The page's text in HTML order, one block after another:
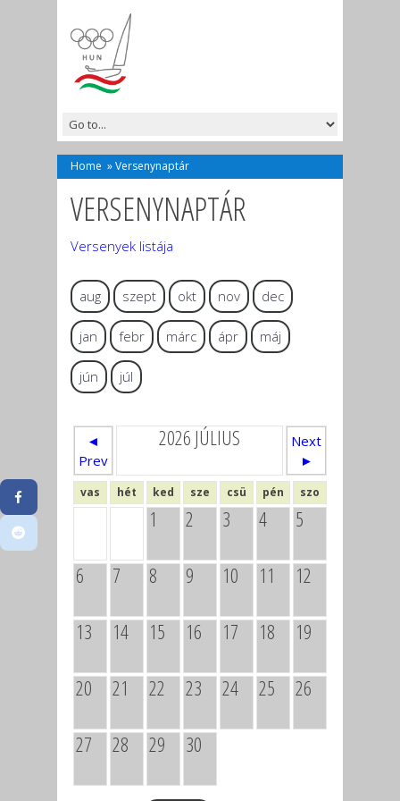
Home »Versenynaptár
VERSENYNAPTÁR
Versenyek listája
aug szept okt nov dec
jan febr márc ápr máj
jún júl
◄
Prev
2026 JÚLIUS
Next
►
vas hét ked sze csü pén szo
1 2 3 4 5
6 7 8 9 10 11 12
13 14 15 16 17 18 19
20 21 22 23 24 25 26
27 28 29 30